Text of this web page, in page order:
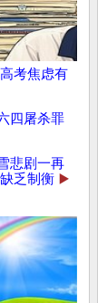
考焦虑有
四屠杀罪
悲剧一再
乏制衡 ▶️